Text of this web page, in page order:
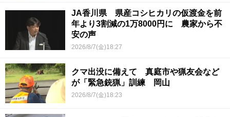
JA香川県 県産コシヒカリの仮渡金を前
年より3割減の1万8000円に 農家から不
安の声
2026/8/7(金)18:27
クマ出没に備えて 真庭市や猟友会など
が「緊急銃猟」訓練 岡山
2026/8/7(金)18:23